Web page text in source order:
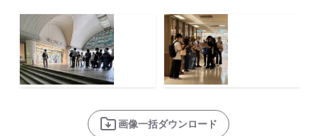
画像一括ダウンロード